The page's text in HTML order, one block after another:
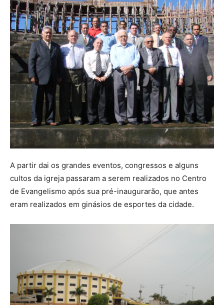
A partir dai os grandes eventos, congressos e alguns
cultos da igreja passaram a serem realizados no Centro
de Evangelismo após sua pré-inaugurarão, que antes
eram realizados em ginásios de esportes da cidade.